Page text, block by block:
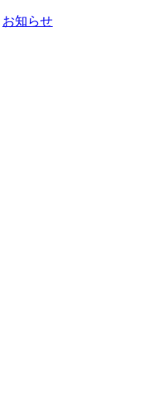
お知らせ